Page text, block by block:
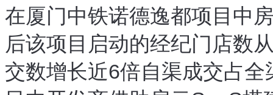
在厦门中铁诺德逸都项目中 ，
后该项目启动的经纪门店数
交数增长近6倍自渠成交占